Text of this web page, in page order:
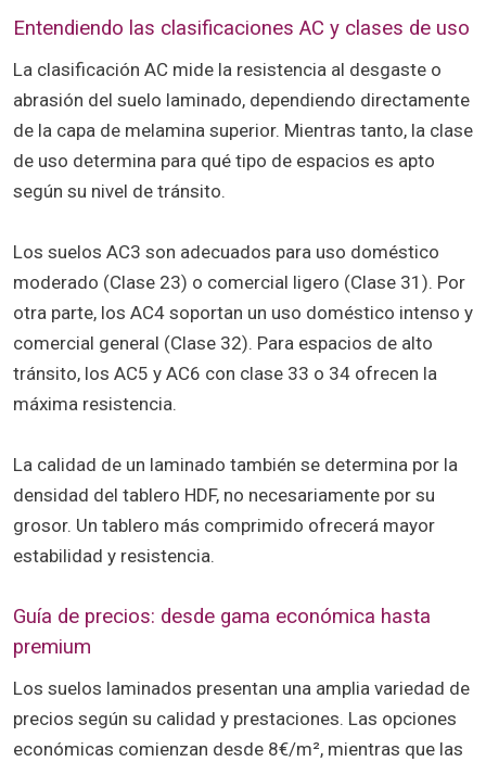
Entendiendo las clasificaciones AC y clases de uso
La clasificación AC mide la resistencia al desgaste o
abrasión del suelo laminado, dependiendo directamente
de la capa de melamina superior. Mientras tanto, la clase
de uso determina para qué tipo de espacios es apto
según su nivel de tránsito.
Los suelos AC3 son adecuados para uso doméstico
moderado (Clase 23) o comercial ligero (Clase 31). Por
otra parte, los AC4 soportan un uso doméstico intenso y
comercial general (Clase 32). Para espacios de alto
tránsito, los AC5 y AC6 con clase 33 o 34 ofrecen la
máxima resistencia.
La calidad de un laminado también se determina por la
densidad del tablero HDF, no necesariamente por su
grosor. Un tablero más comprimido ofrecerá mayor
estabilidad y resistencia.
Guía de precios: desde gama económica hasta
premium
Los suelos laminados presentan una amplia variedad de
precios según su calidad y prestaciones. Las opciones
económicas comienzan desde 8€/m², mientras que las